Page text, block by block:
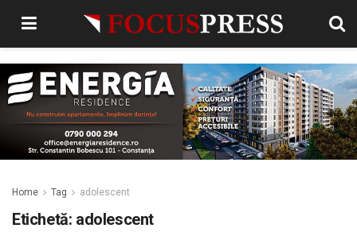
Home Tag adolescent
Etichetă: adolescent